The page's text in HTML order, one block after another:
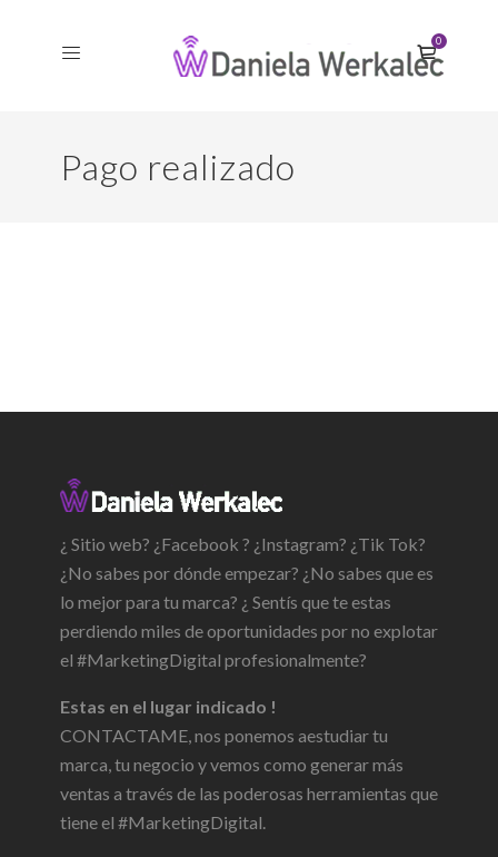
0
Pago realizado
¿ Sitio web? ¿Facebook ? ¿Instagram? ¿Tik Tok?
¿No sabes por dónde empezar? ¿No sabes que es
lo mejor para tu marca? ¿ Sentís que te estas
perdiendo miles de oportunidades por no explotar
el #MarketingDigital profesionalmente?
Estas en el lugar indicado !
CONTACTAME, nos ponemos aestudiar tu
marca, tu negocio y vemos como generar más
ventas a través de las poderosas herramientas que
tiene el #MarketingDigital.